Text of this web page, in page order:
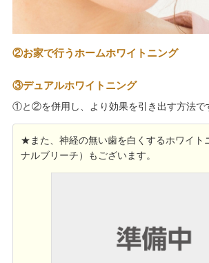
②お家で行うホームホワイトニング
③デュアルホワイトニング
①と②を併用し、より効果を引き出す方法で
★また、神経の無い歯を白くするホワイト
ナルブリーチ）もございます。